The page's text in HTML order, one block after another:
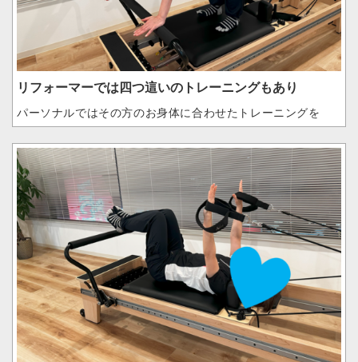
リフォーマーでは四つ這いのトレーニングもあり
パーソナルではその方のお身体に合わせたトレーニングを